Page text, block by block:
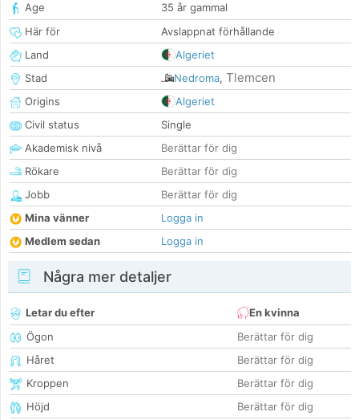
Age
35 år gammal
Här för
Avslappnat förhållande
Land
Algeriet
Stad
Nedroma, Tlemcen
Origins
Algeriet
Civil status
Single
Akademisk nivå
Berättar för dig
Rökare
Berättar för dig
Jobb
Berättar för dig
Mina vänner
Logga in
Medlem sedan
Logga in
Några mer detaljer
Letar du efter
En kvinna
Ögon
Berättar för dig
Håret
Berättar för dig
Kroppen
Berättar för dig
Höjd
Berättar för dig